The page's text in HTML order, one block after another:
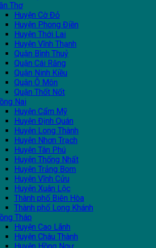
Thơ
Huyện Cờ Đỏ
Huyện Phong Điền
Huyện Thới Lai
Huyện Vĩnh Thạnh
Quận Bình Thuỷ
Quận Cái Răng
Quận Ninh Kiều
Quận Ô Môn
Quận Thốt Nốt
Nai
Huyện Cẩm Mỹ
Huyện Định Quán
Huyện Long Thành
Huyện Nhơn Trạch
Huyện Tân Phú
Huyện Thống Nhất
Huyện Trảng Bom
Huyện Vĩnh Cửu
Huyện Xuân Lộc
Thành phố Biên Hòa
Thành phố Long Khánh
Tháp
Huyện Cao Lãnh
Huyện Châu Thành